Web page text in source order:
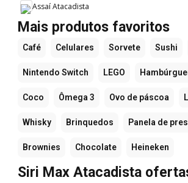
Assaí Atacadista
Mais produtos favoritos
Café Celulares Sorvete Sushi
Nintendo Switch LEGO
Coco Ômega 3 Ovo de páscoa
Whisky Brinquedos Panela de
Brownies Chocolate Heineken
Siri Max Atacadista